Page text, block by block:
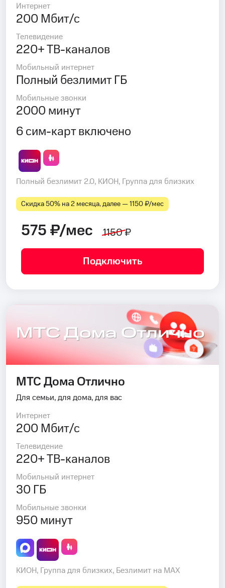
Интернет
200 Мбит/с
Телевидение
220+ ТВ-каналов
Мобильный интернет
Полный безлимит ГБ
Мобильные звонки
2000 минут
6 сим-карт включено
Полный безлимит 2.0, КИОН, Группа для близких
Скидка 50% на 2 месяца, далее — 1150 ₽⁠/⁠мес
575 ₽/мес 1150 ₽
Подключить
МТС Дома Отлично
МТС Дома Отлично
Для семьи, для дома, для вас
Интернет
200 Мбит/с
Телевидение
220+ ТВ-каналов
Мобильный интернет
30 ГБ
Мобильные звонки
950 минут
КИОН, Группа для близких, Безлимит на MAX